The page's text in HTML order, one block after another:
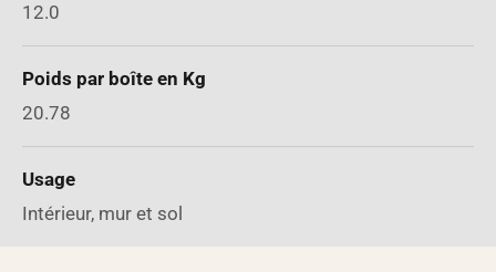
12.0
Poids par boîte en Kg
20.78
Usage
Intérieur, mur et sol